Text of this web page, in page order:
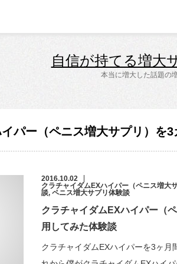
自信が持てる増大
本当に増大した話題の
パー（ペニス増大サプリ）を
2016.10.02
クラチャイダムEXハイパー（ペニス増大
談, ペニス増大サプリ体験談
クラチャイダムEXハイパー（
用してみた体験談
クラチャイダムEXハイパーを3ヶ月